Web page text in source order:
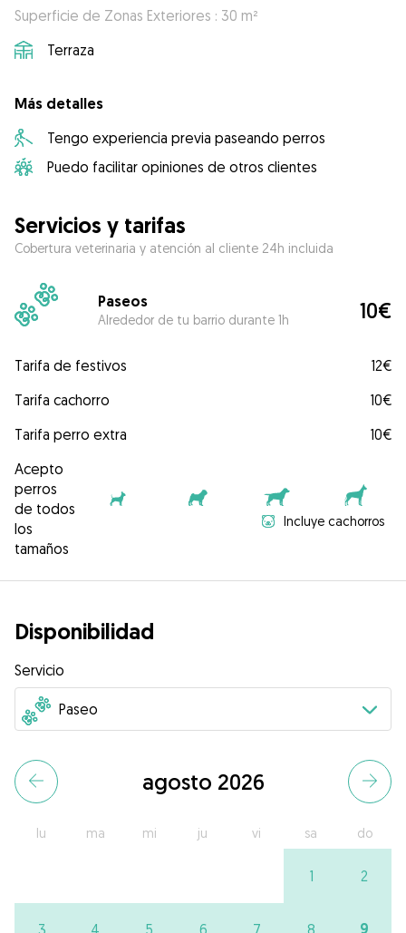
Superficie de Zonas Exteriores : 30 m²
Terraza
Más detalles
Tengo experiencia previa paseando perros
Puedo facilitar opiniones de otros clientes
Servicios y tarifas
Cobertura veterinaria y atención al cliente 24h incluida
Paseos
Alrededor de tu barrio durante 1h 10€
Tarifa de festivos
12€
Tarifa cachorro
10€
Tarifa perro extra
10€
Acepto
perros
de todos
los
tamaños
Incluye cachorros
Disponibilidad
Servicio
agosto 2026
lu ma mi ju vi sa do
1 2